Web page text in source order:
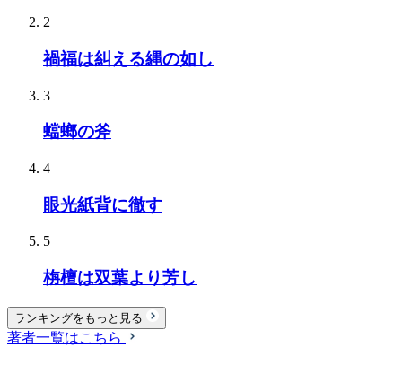
2
禍福は糾える縄の如し
3
蟷螂の斧
4
眼光紙背に徹す
5
栴檀は双葉より芳し
ランキングをもっと見る
著者一覧はこちら